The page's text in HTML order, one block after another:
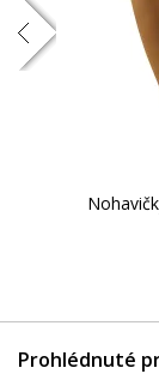
Prohlédnuté